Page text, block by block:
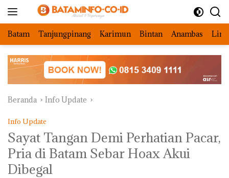
Batam Tanjungpinang Karimun Bintan Anambas
Beranda Info Update
Info Update
Sayat Tangan Demi Perhatian Pacar,
Pria di Batam Sebar Hoax Akui
Dibegal